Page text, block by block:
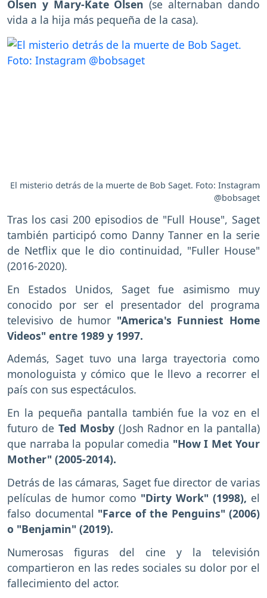
Olsen y Mary-Kate Olsen (se alternaban dando
vida a la hija más pequeña de la casa).
El misterio detrás de la muerte de Bob Saget. Foto: Instagram
@bobsaget
Tras los casi 200 episodios de "Full House", Saget
también participó como Danny Tanner en la serie
de Netflix que le dio continuidad, "Fuller House"
(2016-2020).
En Estados Unidos, Saget fue asimismo muy
conocido por ser el presentador del programa
televisivo de humor "America's Funniest Home
Videos" entre 1989 y 1997.
Además, Saget tuvo una larga trayectoria como
monologuista y cómico que le llevo a recorrer el
país con sus espectáculos.
En la pequeña pantalla también fue la voz en el
futuro de Ted Mosby (Josh Radnor en la pantalla)
que narraba la popular comedia "How I Met Your
Mother" (2005-2014).
Detrás de las cámaras, Saget fue director de varias
películas de humor como "Dirty Work" (1998), el
falso documental "Farce of the Penguins" (2006)
o "Benjamin" (2019).
Numerosas figuras del cine y la televisión
compartieron en las redes sociales su dolor por el
fallecimiento del actor.